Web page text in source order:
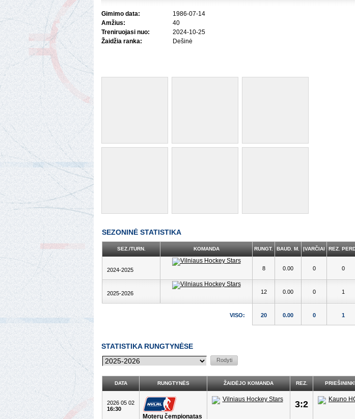
Gimimo data:
1986-07-14
Amžius:
40
Treniruojasi nuo:
2024-10-25
Žaidžia ranka:
Dešinė
SEZONINĖ STATISTIKA
SEZ./TURN. KOMANDA RUNGT. BAUD. M. ĮVARČIAI REZ.
2024-2025 8 0.00 0 0
2025-2026 12 0.00 0 1
VISO: 20 0.00 0 1
STATISTIKA RUNGTYNĖSE
DATA RUNGTYNĖS ŽAIDĖJO KOMANDA REZ.
2026 05 02
16:30
Moterų čempionatas
3:2